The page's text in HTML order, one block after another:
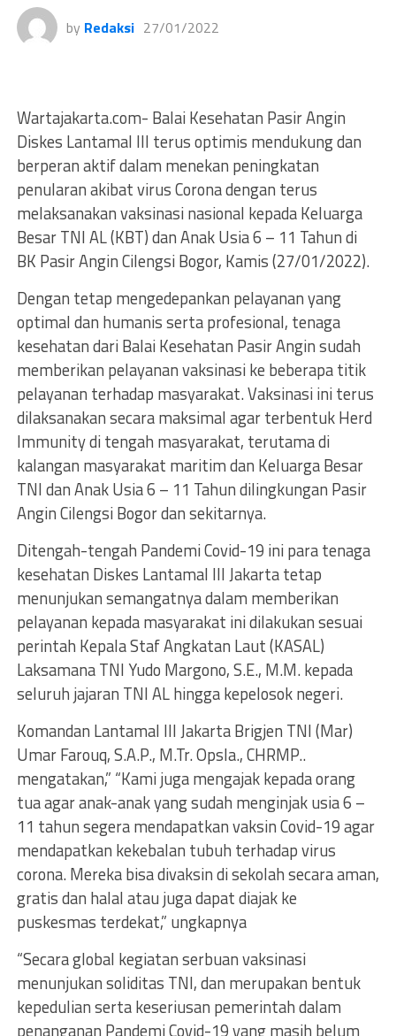
by Redaksi 27/01/2022
Wartajakarta.com- Balai Kesehatan Pasir Angin
Diskes Lantamal III terus optimis mendukung dan
berperan aktif dalam menekan peningkatan
penularan akibat virus Corona dengan terus
melaksanakan vaksinasi nasional kepada Keluarga
Besar TNI AL (KBT) dan Anak Usia 6 – 11 Tahun di
BK Pasir Angin Cilengsi Bogor, Kamis (27/01/2022).
Dengan tetap mengedepankan pelayanan yang
optimal dan humanis serta profesional, tenaga
kesehatan dari Balai Kesehatan Pasir Angin sudah
memberikan pelayanan vaksinasi ke beberapa titik
pelayanan terhadap masyarakat. Vaksinasi ini terus
dilaksanakan secara maksimal agar terbentuk Herd
Immunity di tengah masyarakat, terutama di
kalangan masyarakat maritim dan Keluarga Besar
TNI dan Anak Usia 6 – 11 Tahun dilingkungan Pasir
Angin Cilengsi Bogor dan sekitarnya.
Ditengah-tengah Pandemi Covid-19 ini para tenaga
kesehatan Diskes Lantamal III Jakarta tetap
menunjukan semangatnya dalam memberikan
pelayanan kepada masyarakat ini dilakukan sesuai
perintah Kepala Staf Angkatan Laut (KASAL)
Laksamana TNI Yudo Margono, S.E., M.M. kepada
seluruh jajaran TNI AL hingga kepelosok negeri.
Komandan Lantamal III Jakarta Brigjen TNI (Mar)
Umar Farouq, S.A.P., M.Tr. Opsla., CHRMP..
mengatakan,” “Kami juga mengajak kepada orang
tua agar anak-anak yang sudah menginjak usia 6 –
11 tahun segera mendapatkan vaksin Covid-19 agar
mendapatkan kekebalan tubuh terhadap virus
corona. Mereka bisa divaksin di sekolah secara aman,
gratis dan halal atau juga dapat diajak ke
puskesmas terdekat,” ungkapnya
“Secara global kegiatan serbuan vaksinasi
menunjukan soliditas TNI, dan merupakan bentuk
kepedulian serta keseriusan pemerintah dalam
penanganan Pandemi Covid-19 yang masih belum